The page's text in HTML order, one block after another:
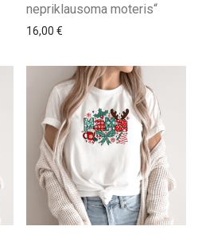
nepriklausoma moteris“
16,00 €